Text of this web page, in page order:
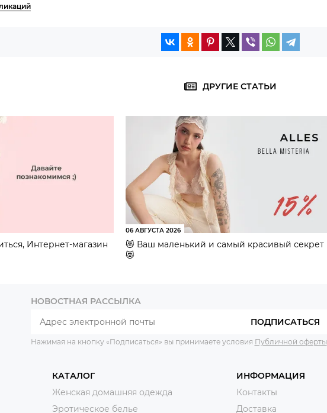
ДРУГИЕ СТАТЬИ
Интернет-магазин
06 АВГУСТА 2026
😻 Ваш маленький и самый красивый секрет
😻
НОВОСТНАЯ РАССЫЛКА
ПОДПИСАТЬСЯ
Нажимая на кнопку «Подписаться» вы принимаете условия Публичной оферты
КАТАЛОГ
Женская домашняя одежда
Эротическое белье
ИНФОРМАЦИЯ
Контакты
Доставка